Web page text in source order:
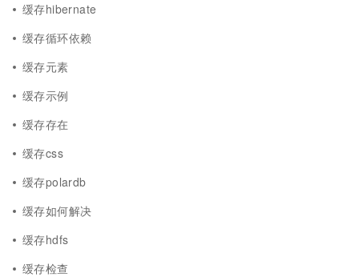
缓存hibernate
缓存循环依赖
缓存元素
缓存示例
缓存存在
缓存css
缓存polardb
缓存如何解决
缓存hdfs
缓存检查